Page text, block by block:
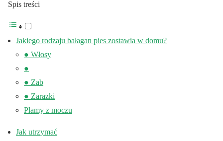
Spis treści
Jakiego rodzaju bałagan pies zostawia w domu?
● Włosy
●
● Zab
● Zarazki
Plamy z moczu
Jak utrzymać